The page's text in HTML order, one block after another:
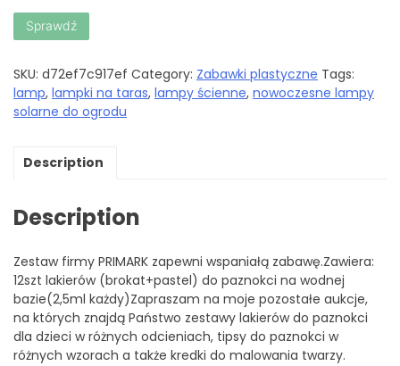
Sprawdź
SKU: d72ef7c917ef Category: Zabawki plastyczne Tags:
lamp, lampki na taras, lampy ścienne, nowoczesne lampy
solarne do ogrodu
Description
Description
Zestaw firmy PRIMARK zapewni wspaniałą zabawę.Zawiera:
12szt lakierów (brokat+pastel) do paznokci na wodnej
bazie(2,5ml każdy)Zapraszam na moje pozostałe aukcje,
na których znajdą Państwo zestawy lakierów do paznokci
dla dzieci w różnych odcieniach, tipsy do paznokci w
różnych wzorach a także kredki do malowania twarzy.